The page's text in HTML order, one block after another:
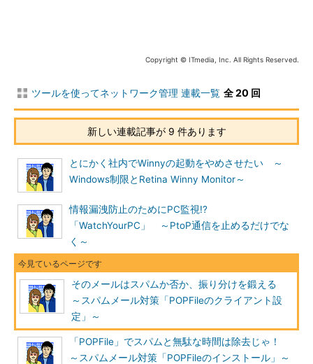
画面3 POPFileコントロールセンターを起動する
くるようになりますが、受信フォルダに送られてくるメールの数
が減るわけではありません。spamはもう見たくないよ、という
ことで、このspamメールを「spam」という別のフォルダに送る
ことにします。
[spam]と件名の付いたメールは「spam」フォルダに送る設定
を行います。メニューバーの「ツール」から「メッセージルー
ル」→「メール」を選ぶと振り分け設定ダイアログが開きます。
「新規作成」をクリックするとメール振り分けルールを作成する
ことができます。
Copyright © ITmedia, Inc. All Rights Reserved.
ツールを使ってネットワーク管理 連載一覧 全 20 回
新しい連載記事が 9 件あります
とにかく社内でWinnyの起動をやめさせたい ～
Windows制限とRetina Winny Monitor～
情報漏洩防止のためにPC監視!?
「WatchYourPC」 ～PtoP通信を止めるだけでな
く～
そのメールはスパムか否か、振り分けを鍛える
～スパムメール対策「POPFileのクライアント設
定」～
「POPFile」でスパムと無駄な時間は除去じゃ！
～スパムメール対策「POPFileのインストール」～